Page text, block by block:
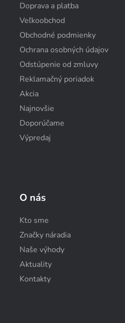
Doprava a platba
Veľkoobchod
Obchodné podmienky
Ochrana osobných údajov
Odstúpenie od zmluvy
Reklamačný poriadok
Akcia
Najnovšie
Doporúčame
Výpredaj
O nás
Kto sme
Značky náradia
Naše výhody
Aktuality
Kontakty